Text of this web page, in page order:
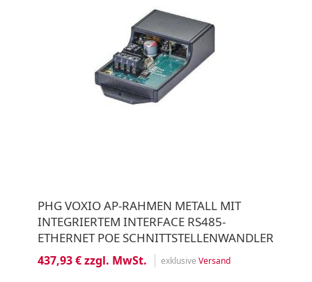
PHG VOXIO AP-RAHMEN METALL MIT
INTEGRIERTEM INTERFACE RS485-
ETHERNET POE SCHNITTSTELLENWANDLER
437,93 € zzgl. MwSt. exklusive Versand